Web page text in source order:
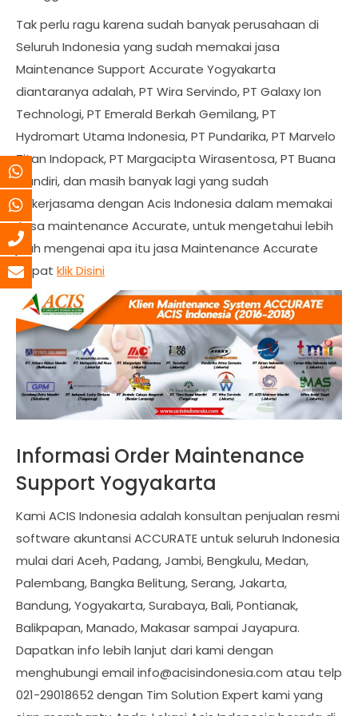
Tak perlu ragu karena sudah banyak perusahaan di
Seluruh Indonesia yang sudah memakai jasa
Maintenance Support Accurate Yogyakarta
diantaranya adalah, PT Wira Servindo, PT Galaxy Ion
Technologi, PT Emerald Berkah Gemilang, PT
Hydromart Utama Indonesia, PT Pundarika, PT Marvelo
Titan Indopack, PT Margacipta Wirasentosa, PT Buana
Mandiri, dan masih banyak lagi yang sudah
bekerjasama dengan Acis Indonesia dalam memakai
Jasa maintenance Accurate, untuk mengetahui lebih
jauh mengenai apa itu jasa Maintenance Accurate
dapat klik Disini
Informasi Order Maintenance
Support Yogyakarta
Kami ACIS Indonesia adalah konsultan penjualan resmi
software akuntansi ACCURATE untuk seluruh Indonesia
mulai dari Aceh, Padang, Jambi, Bengkulu, Medan,
Palembang, Bangka Belitung, Serang, Jakarta,
Bandung, Yogyakarta, Surabaya, Bali, Pontianak,
Balikpapan, Manado, Makasar sampai Jayapura.
Dapatkan info lebih lanjut dari kami dengan
menghubungi email info@acisindonesia.com atau telp
021-29018652 dengan Tim Solution Expert kami yang